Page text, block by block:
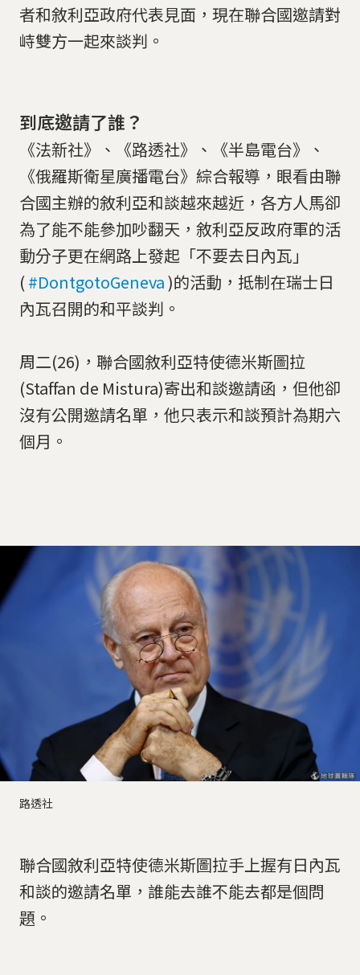
者和敘利亞政府代表見面，現在聯合國邀請對
峙雙方一起來談判。
到底邀請了誰？
《法新社》、《路透社》、《半島電台》、
《俄羅斯衛星廣播電台》綜合報導，眼看由聯
合國主辦的敘利亞和談越來越近，各方人馬卻
為了能不能參加吵翻天，敘利亞反政府軍的活
動分子更在網路上發起「不要去日內瓦」
(#DontgotoGeneva)的活動，抵制在瑞士日
內瓦召開的和平談判。
周二(26)，聯合國敘利亞特使德米斯圖拉
(Staffan de Mistura)寄出和談邀請函，但他卻
沒有公開邀請名單，他只表示和談預計為期六
個月。
路透社
聯合國敘利亞特使德米斯圖拉手上握有日內瓦
和談的邀請名單，誰能去誰不能去都是個問
題。